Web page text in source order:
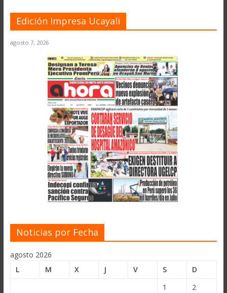
Edición Impresa Ucayali
agosto 7, 2026
Noticias por Fecha
agosto 2026
L
M X J V S
D
1
2